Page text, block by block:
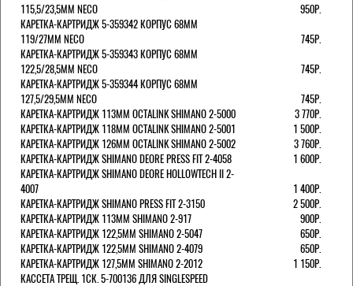
115,5/23,5ММ NECO
950Р.
КАРЕТКА-КАРТРИДЖ 5-359342 КОРПУС 68ММ
119/27ММ NECO
745Р.
КАРЕТКА-КАРТРИДЖ 5-359343 КОРПУС 68ММ
122,5/28,5ММ NECO
745Р.
КАРЕТКА-КАРТРИДЖ 5-359344 КОРПУС 68ММ
127,5/29,5ММ NECO
745Р.
КАРЕТКА-КАРТРИДЖ 113ММ OCTALINK SHIMANO 2-5000
3 770Р.
КАРЕТКА-КАРТРИДЖ 118ММ OCTALINK SHIMANO 2-5001
1 500Р.
КАРЕТКА-КАРТРИДЖ 126ММ OCTALINK SHIMANO 2-5002
3 760Р.
КАРЕТКА-КАРТРИДЖ SHIMANO DEORE PRESS FIT 2-4058
1 600Р.
КАРЕТКА-КАРТРИДЖ SHIMANO DEORE HOLLOWTECH II 2-
4007
1 400Р.
КАРЕТКА-КАРТРИДЖ SHIMANO PRESS FIT 2-3150
2 500Р.
КАРЕТКА-КАРТРИДЖ 113ММ SHIMANO 2-917
900Р.
КАРЕТКА-КАРТРИДЖ 122,5ММ SHIMANO 2-5047
650Р.
КАРЕТКА-КАРТРИДЖ 122,5ММ SHIMANO 2-4079
650Р.
КАРЕТКА-КАРТРИДЖ 127,5ММ SHIMANO 2-2012
1 150Р.
КАССЕТА ТРЕЩ. 1СК. 5-700136 ДЛЯ SINGLESPEED